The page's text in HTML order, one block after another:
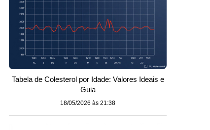
Tabela de Colesterol por Idade: Valores Ideais e
Guia
18/05/2026 às 21:38